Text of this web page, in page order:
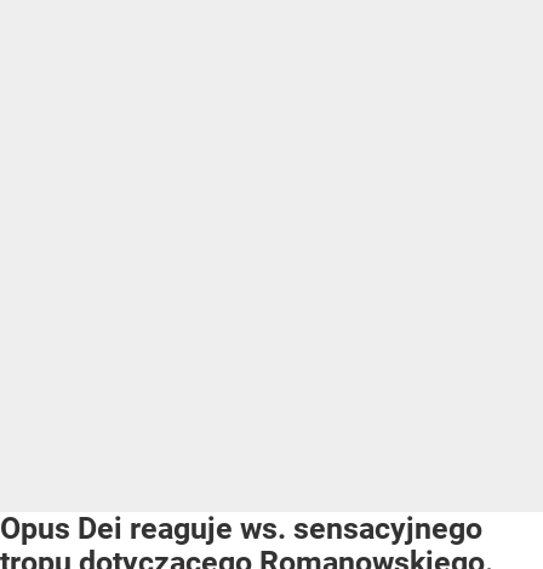
Opus Dei reaguje ws. sensacyjnego